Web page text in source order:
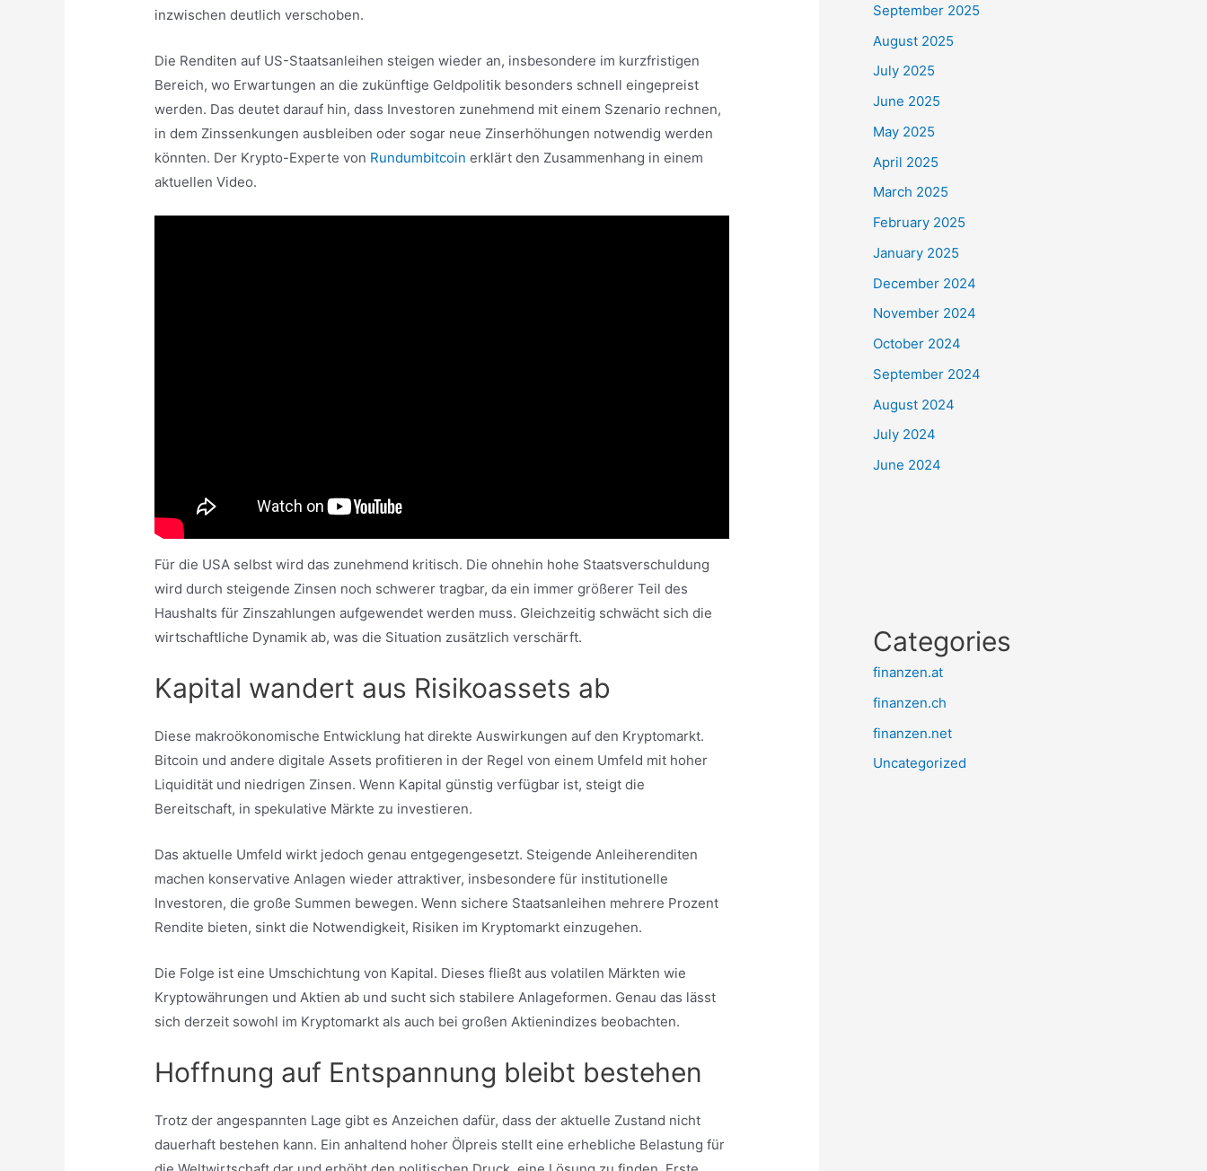
inzwischen deutlich verschoben.
Die Renditen auf US-Staatsanleihen steigen wieder an, insbesondere im kurzfristigen
Bereich, wo Erwartungen an die zukünftige Geldpolitik besonders schnell eingepreist
werden. Das deutet darauf hin, dass Investoren zunehmend mit einem Szenario rechnen,
in dem Zinssenkungen ausbleiben oder sogar neue Zinserhöhungen notwendig werden
könnten. Der Krypto-Experte von Rundumbitcoin erklärt den Zusammenhang in einem
aktuellen Video.
Für die USA selbst wird das zunehmend kritisch. Die ohnehin hohe Staatsverschuldung
wird durch steigende Zinsen noch schwerer tragbar, da ein immer größerer Teil des
Haushalts für Zinszahlungen aufgewendet werden muss. Gleichzeitig schwächt sich die
wirtschaftliche Dynamik ab, was die Situation zusätzlich verschärft.
Kapital wandert aus Risikoassets ab
Diese makroökonomische Entwicklung hat direkte Auswirkungen auf den Kryptomarkt.
Bitcoin und andere digitale Assets profitieren in der Regel von einem Umfeld mit hoher
Liquidität und niedrigen Zinsen. Wenn Kapital günstig verfügbar ist, steigt die
Bereitschaft, in spekulative Märkte zu investieren.
Das aktuelle Umfeld wirkt jedoch genau entgegengesetzt. Steigende Anleiherenditen
machen konservative Anlagen wieder attraktiver, insbesondere für institutionelle
Investoren, die große Summen bewegen. Wenn sichere Staatsanleihen mehrere Prozent
Rendite bieten, sinkt die Notwendigkeit, Risiken im Kryptomarkt einzugehen.
Die Folge ist eine Umschichtung von Kapital. Dieses fließt aus volatilen Märkten wie
Kryptowährungen und Aktien ab und sucht sich stabilere Anlageformen. Genau das lässt
sich derzeit sowohl im Kryptomarkt als auch bei großen Aktienindizes beobachten.
Hoffnung auf Entspannung bleibt bestehen
Trotz der angespannten Lage gibt es Anzeichen dafür, dass der aktuelle Zustand nicht
dauerhaft bestehen kann. Ein anhaltend hoher Ölpreis stellt eine erhebliche Belastung für
September 2025
August 2025
July 2025
June 2025
May 2025
April 2025
March 2025
February 2025
January 2025
December 2024
November 2024
October 2024
September 2024
August 2024
July 2024
June 2024
Categories
finanzen.at
finanzen.ch
finanzen.net
Uncategorized